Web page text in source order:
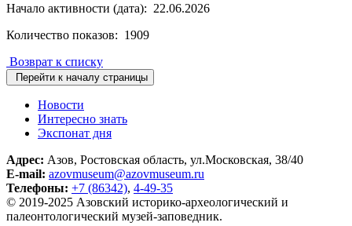
Начало активности (дата): 22.06.2026
Количество показов: 1909
Возврат к списку
Перейти к началу страницы
Новости
Интересно знать
Экспонат дня
Адрес: Азов, Ростовская область, ул.Московская, 38/40
E-mail: azovmuseum@azovmuseum.ru
Телефоны: +7 (86342), 4-49-35
© 2019-2025 Азовский историко‑археологический и
палеонтологический музей‑заповедник.